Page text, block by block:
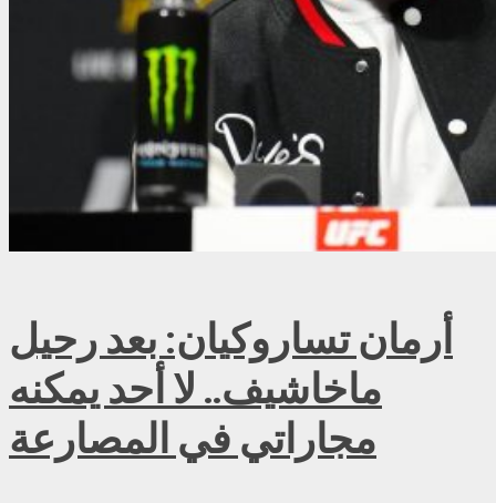
أرمان تساروكيان: بعد رحيل
ماخاشيف.. لا أحد يمكنه
مجاراتي في المصارعة